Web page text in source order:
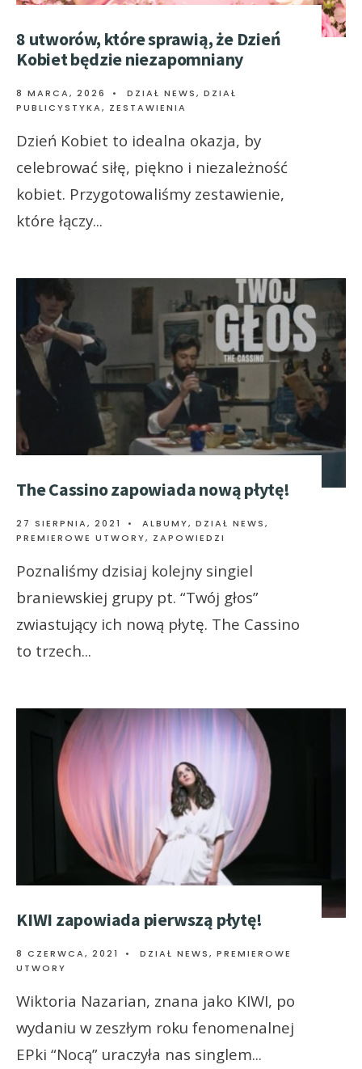
8 utworów, które sprawią, że Dzień
Kobiet będzie niezapomniany
8 MARCA, 2026 • DZIAŁ NEWS, DZIAŁ
PUBLICYSTYKA, ZESTAWIENIA
Dzień Kobiet to idealna okazja, by
celebrować siłę, piękno i niezależność
kobiet. Przygotowaliśmy zestawienie,
które łączy...
The Cassino zapowiada nową płytę!
27 SIERPNIA, 2021 • ALBUMY, DZIAŁ NEWS,
PREMIEROWE UTWORY, ZAPOWIEDZI
Poznaliśmy dzisiaj kolejny singiel
braniewskiej grupy pt. “Twój głos”
zwiastujący ich nową płytę. The Cassino
to trzech...
KIWI zapowiada pierwszą płytę!
8 CZERWCA, 2021 • DZIAŁ NEWS, PREMIEROWE
UTWORY
Wiktoria Nazarian, znana jako KIWI, po
wydaniu w zeszłym roku fenomenalnej
EPki “Nocą” uraczyła nas singlem...